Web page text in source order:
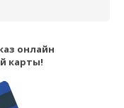
онлайн
карты!